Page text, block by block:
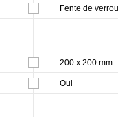
Fente de
200 x 200 mm
Oui